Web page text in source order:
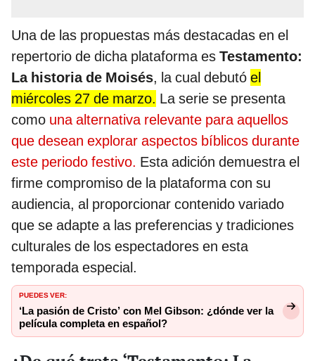
Una de las propuestas más destacadas en el
repertorio de dicha plataforma es Testamento:
La historia de Moisés, la cual debutó el
miércoles 27 de marzo. La serie se presenta
como una alternativa relevante para aquellos
que desean explorar aspectos bíblicos durante
este periodo festivo. Esta adición demuestra el
firme compromiso de la plataforma con su
audiencia, al proporcionar contenido variado
que se adapte a las preferencias y tradiciones
culturales de los espectadores en esta
temporada especial.
PUEDES VER:
‘La pasión de Cristo’ con Mel Gibson: ¿dónde ver la
película completa en español?